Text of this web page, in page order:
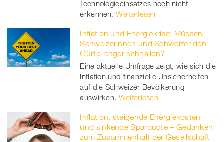
Technologieeinsatzes noch nicht
erkennen. Weiterlesen
Inflation und Energiekrise: Müssen
Schweizerinnen und Schweizer den
Gürtel enger schnallen?
Eine aktuelle Umfrage zeigt, wie sich die
Inflation und finanzielle Unsicherheiten
auf die Schweizer Bevölkerung
auswirken. Weiterlesen
Inflation, steigende Energiekosten
und sinkende Sparquote – Gedanken
zum Zusammenhalt der Gesellschaft